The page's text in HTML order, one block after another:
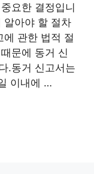
요한 결정입니
알아야 할 절차
에 관한 법적 절
문에 동거 신
.동거 신고서는
이내에 …